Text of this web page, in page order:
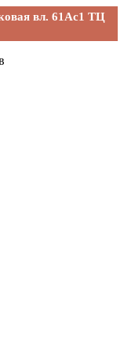
вл. 61Ас1 ТЦ